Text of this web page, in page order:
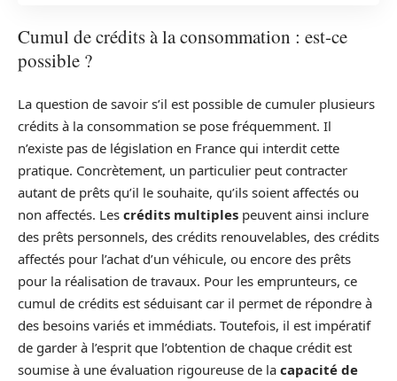
Cumul de crédits à la consommation : est-ce
possible ?
La question de savoir s’il est possible de cumuler plusieurs
crédits à la consommation se pose fréquemment. Il
n’existe pas de législation en France qui interdit cette
pratique. Concrètement, un particulier peut contracter
autant de prêts qu’il le souhaite, qu’ils soient affectés ou
non affectés. Les crédits multiples peuvent ainsi inclure
des prêts personnels, des crédits renouvelables, des crédits
affectés pour l’achat d’un véhicule, ou encore des prêts
pour la réalisation de travaux. Pour les emprunteurs, ce
cumul de crédits est séduisant car il permet de répondre à
des besoins variés et immédiats. Toutefois, il est impératif
de garder à l’esprit que l’obtention de chaque crédit est
soumise à une évaluation rigoureuse de la capacité de